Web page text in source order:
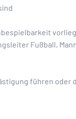
Fußball,
führen